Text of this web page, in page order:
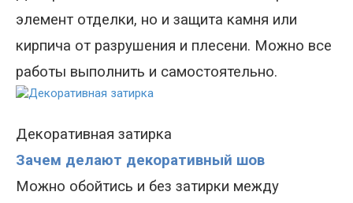
элемент отделки, но и защита камня или
кирпича от разрушения и плесени. Можно все
работы выполнить и самостоятельно.
Декоративная затирка
Зачем делают декоративный шов
Можно обойтись и без затирки между